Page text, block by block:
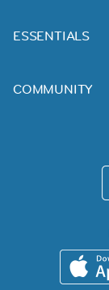
ESSENTIALS
COMMUNITY